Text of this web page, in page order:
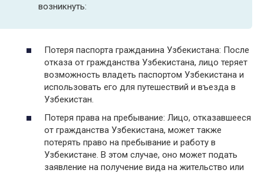
возникнуть:
Потеря паспорта гражданина Узбекистана: После
отказа от гражданства Узбекистана, лицо теряет
возможность владеть паспортом Узбекистана и
использовать его для путешествий и въезда в
Узбекистан.
Потеря права на пребывание: Лицо, отказавшееся
от гражданства Узбекистана, может также
потерять право на пребывание и работу в
Узбекистане. В этом случае, оно может подать
заявление на получение вида на жительство или